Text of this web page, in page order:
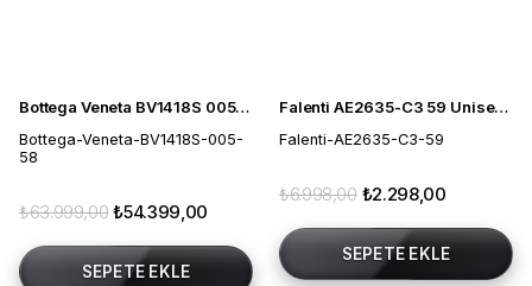
Bottega Veneta BV1418S 005 58 Kadın Güneş Gözlüğü
Bottega-Veneta-BV1418S-005-
58
₺54.399,00
₺63.999,00
SEPETE EKLE
Falenti AE2635-C3 59 Unisex Güneş Gözlüğü
Falenti-AE2635-C3-59
₺2.298,00
₺6.998,00
SEPETE EKLE